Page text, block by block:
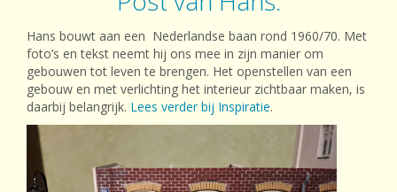
Hans bouwt aan een Nederlandse baan rond 1960/70. Met
foto’s en tekst neemt hij ons mee in zijn manier om
gebouwen tot leven te brengen. Het openstellen van een
gebouw en met verlichting het interieur zichtbaar maken, is
daarbij belangrijk. Lees verder bij Inspiratie.